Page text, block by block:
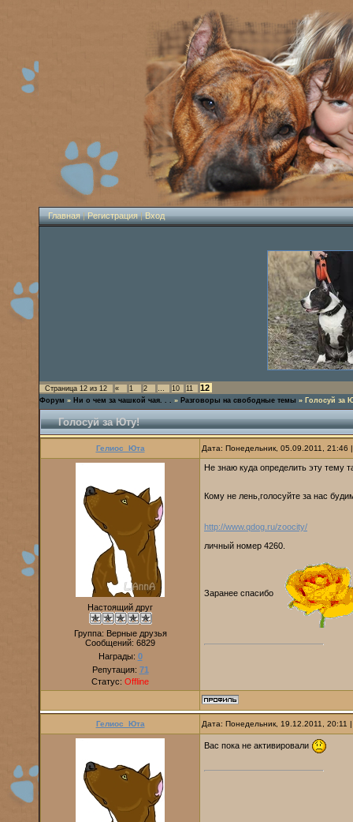
Главная|Регистрация|Вход
Страница 12 из 12 « 1 2 … 10 11 12
Форум » Ни о чем за чашкой чая. . . » Разговоры на свободные темы » Голосуй за
Голосуй за Юту!
Гелиос_Юта Дата: Понедельник, 05.09.2011,
Настоящий друг
Группа: Верные друзья
Сообщений: 6829
Награды: 0
Репутация: 71
Статус: Offline
Не знаю куда определить эту тему
Кому не лень,голосуйте за нас
http://www.qdog.ru/zoocity/
личный номер 4260.
Заранее спасибо
Гелиос_Юта Дата: Понедельник, 19.12.2011,
Вас пока не активировали